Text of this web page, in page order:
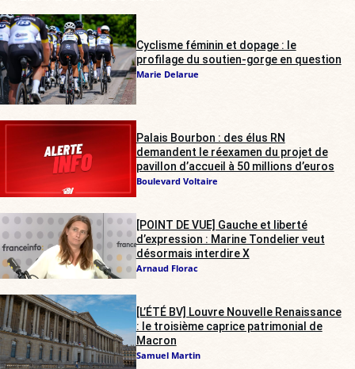
Cyclisme féminin et dopage : le
profilage du soutien-gorge en question
Marie Delarue
Palais Bourbon : des élus RN
demandent le réexamen du projet de
pavillon d’accueil à 50 millions d’euros
Boulevard Voltaire
[POINT DE VUE] Gauche et liberté
d’expression : Marine Tondelier veut
désormais interdire X
Arnaud Florac
[L’ÉTÉ BV] Louvre Nouvelle Renaissance
: le troisième caprice patrimonial de
Macron
Samuel Martin